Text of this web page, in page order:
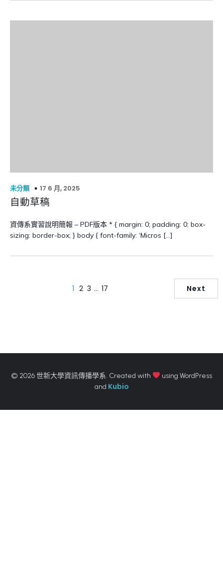
未分類 17 6 月, 2025
自動草稿
資傳系實習說明簡報 – PDF版本 * { margin: 0; padding: 0; box-
sizing: border-box; } body { font-family: ‘Micros […]
1 2 3 … 17 Next
© 2026 世新大學資訊傳播學系. Created with
using WordPress
and Kubio